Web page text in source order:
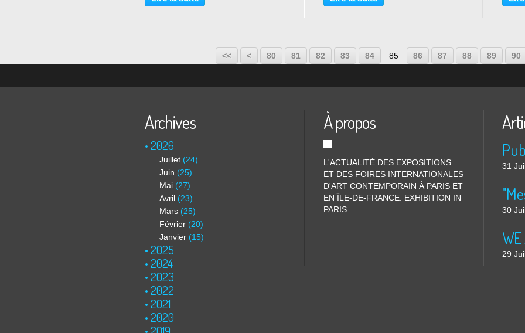
passionné, politique - décembre
(1903 Hambourg – 1975 Munich),
de
<< < 10
20
30
40
50
60
70
80 81 82 83 84 85 86 87 88 89 90
Archives
2026
Juillet (24)
Juin (25)
Mai (27)
Avril (23)
Mars (25)
Février (20)
Janvier (15)
2025
2024
2023
2022
2021
2020
À propos
L'ACTUALITÉ DES EXPOSITIONS
ET DES FOIRES INTERNATIONALES
D'ART CONTEMPORAIN À PARIS ET
EN ÎLE-DE-FRANCE. EXHIBITION IN
PARIS
31
30
29